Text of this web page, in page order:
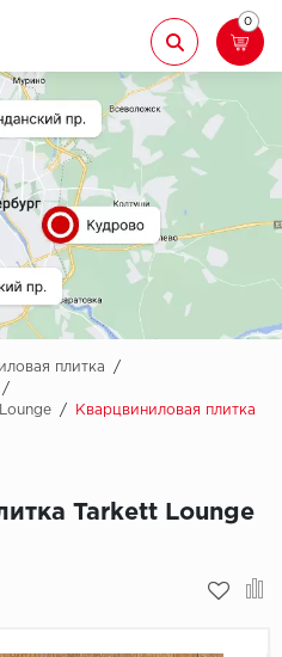
Назад
Aberhof
Adelar
Alfa
AllureFloor
Aquamax
0
плитка
/
/
/
Кварцвиниловая плитка
Tarkett Lounge